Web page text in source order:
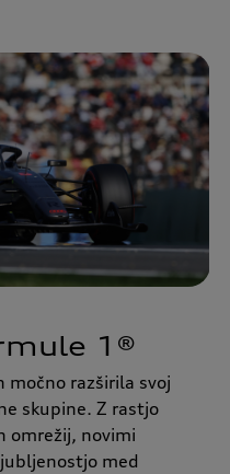
1®
razširila svoj
skupine. Z rastjo
omrežij, novimi
med